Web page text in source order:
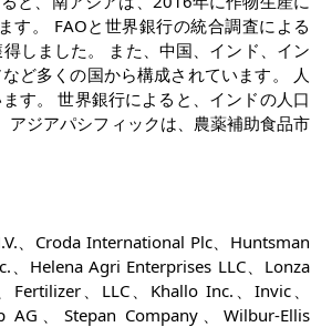
す。 FAOと世界銀行の統合調査による
しました。 また、中国、インド、イン
ど多くの国から構成されています。 人
す。 世界銀行によると、インドの人口
ジアパシフィックは、農薬補助食品市
、Croda International Plc、Huntsman
Helena Agri Enterprises LLC、Lonza
、LLC、Khallo Inc.、Invic、
AG、Stepan Company、Wilbur-Ellis